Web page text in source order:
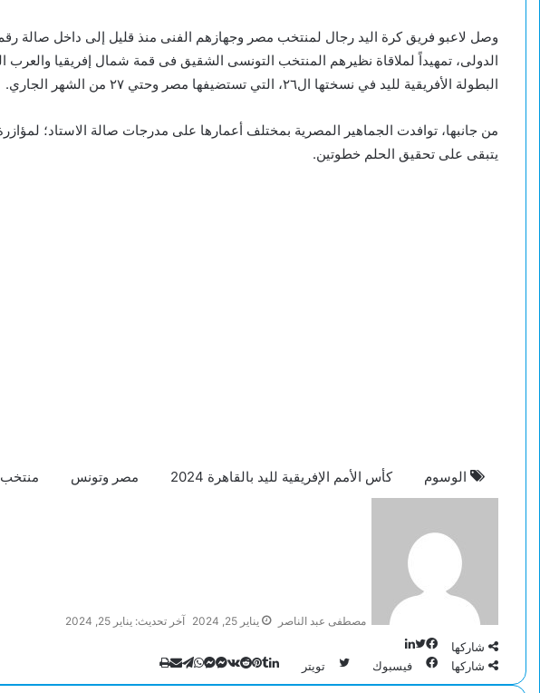
البطولة الأفريقية لليد في نسختها ال٢٦، التي تستضيفها مصر وحتي ٢٧ من الشهر الجاري.
من جانبها، توافدت الجماهير المصرية بمختلف أعمارها على مدرجات صالة الاستاد؛
يتبقى على تحقيق الحلم خطوتين.
الوسوم كأس الأمم الإفريقية لليد بالقاهرة 2024 مصر وتونس
مصطفى عبد الناصر يناير 25, 2024 آخر تحديث: يناير 25, 2024
شاركها فيسبوك
تويتر
لينكدإن
شاركها
فيسبوك تويتر لينكدإن
بينتيريست
ماسنجر
ماسنجر
واتساب
تيلقرام
مشاركة
عبر
طباعة